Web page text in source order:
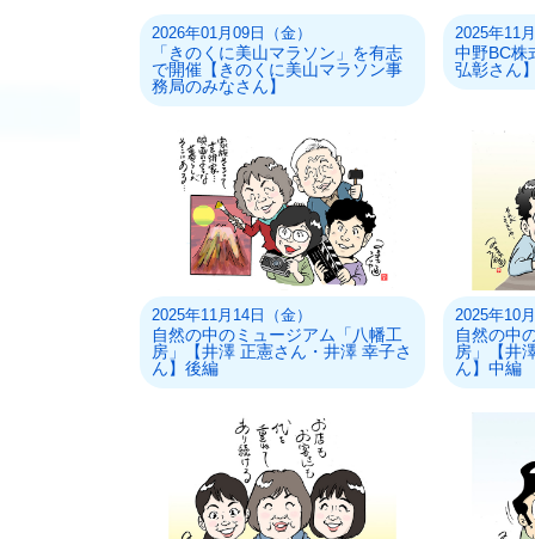
2026年01月09日（金）
「きのくに美山マラソン」を有志
で開催【きのくに美山マラソン事
務局のみなさん】
2025年11
中野BC株
弘彰さん
2025年11月14日（金）
自然の中のミュージアム「八幡工
房」【井澤 正憲さん・井澤 幸子さ
ん】後編
2025年10
自然の中
房」【井
ん】中編